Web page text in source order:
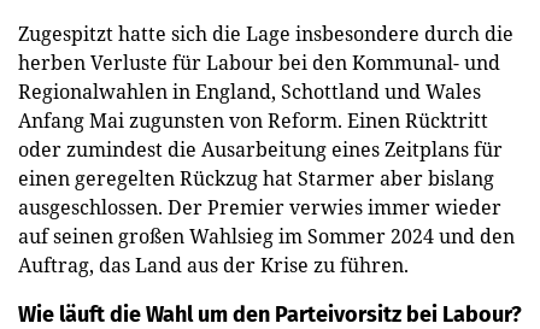
Zugespitzt hatte sich die Lage insbesondere durch die
herben Verluste für Labour bei den Kommunal- und
Regionalwahlen in England, Schottland und Wales
Anfang Mai zugunsten von Reform. Einen Rücktritt
oder zumindest die Ausarbeitung eines Zeitplans für
einen geregelten Rückzug hat Starmer aber bislang
ausgeschlossen. Der Premier verwies immer wieder
auf seinen großen Wahlsieg im Sommer 2024 und den
Auftrag, das Land aus der Krise zu führen.
Wie läuft die Wahl um den Parteivorsitz bei Labour?